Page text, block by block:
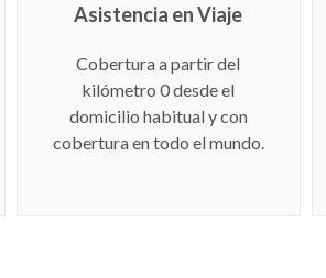
Asistencia en Viaje
Cobertura a partir del
kilómetro 0 desde el
domicilio habitual y con
cobertura en todo el mundo.